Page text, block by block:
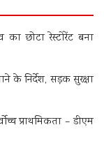
का छोटा रेस्टोरेंट बना
के निर्देश, सड़क सुरक्षा
प्राथमिकता – डीएम